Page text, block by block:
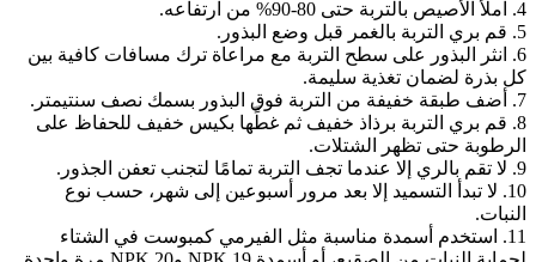
4. املأ الأصيص بالتربة حتى 80-90% من ارتفاعه.
5. قم بري التربة بالغمر قبل وضع البذور.
6. انثر البذور على سطح التربة مع مراعاة ترك مسافات كافية بين
كل بذرة لضمان تغذية سليمة.
7. أضف طبقة خفيفة من التربة فوق البذور بسمك نصف سنتيمتر.
8. قم بري التربة برذاذ خفيف ثم غطِّها بكيس خفيف للحفاظ على
الرطوبة حتى تظهر الشتلات.
9. لا تقم بالري إلا عندما تجف التربة تمامًا لتجنب تعفن الجذور.
10. لا تبدأ التسميد إلا بعد مرور أسبوعين إلى شهر، حسب نوع
النبات.
11. استخدم أسمدة مناسبة مثل الفيرمي كمبوست في الشتاء